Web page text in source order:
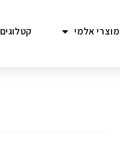
מוצרי אלמי קטלוגים